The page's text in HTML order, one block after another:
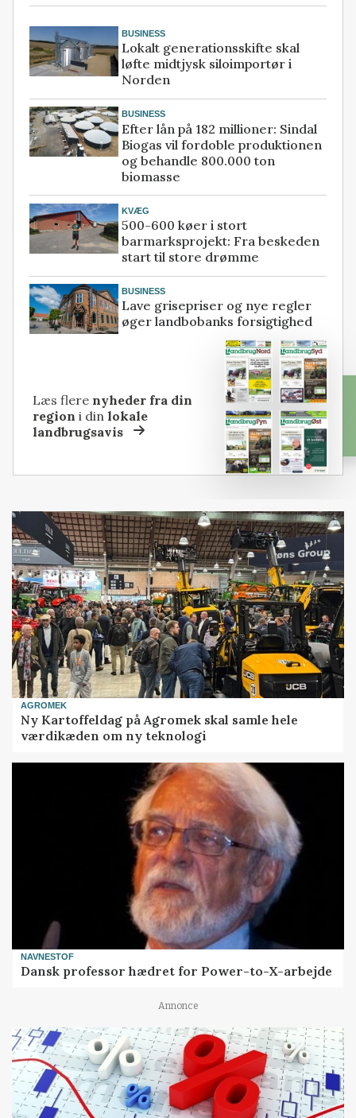
BUSINESS
Lokalt generationsskifte skal
løfte midtjysk siloimportør i
Norden
BUSINESS
Efter lån på 182 millioner: Sindal
Biogas vil fordoble produktionen
og behandle 800.000 ton
biomasse
KVÆG
500-600 køer i stort
barmarksprojekt: Fra beskeden
start til store drømme
BUSINESS
Lave grisepriser og nye regler
øger landbobanks forsigtighed
Læs flere nyheder fra din
region i dinlokale
landbrugsavis
AGROMEK
Ny Kartoffeldag på Agromek skal samle hele
værdikæden om ny teknologi
NAVNESTOF
Dansk professor hædret for Power-to-X-arbejde
Annonce